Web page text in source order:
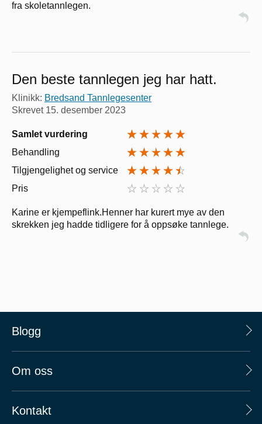
fra skoletannlegen.
Den beste tannlegen jeg har hatt.
Klinikk: Bredsand Tannlegesenter
Skrevet 15. desember 2023
Samlet vurdering
Behandling
Tilgjengelighet og service
Pris
Karine er kjempeflink.Henner har kurert mye av den
skrekken jeg hadde tidligere for å oppsøke tannlege.
Blogg
Om oss
Kontakt